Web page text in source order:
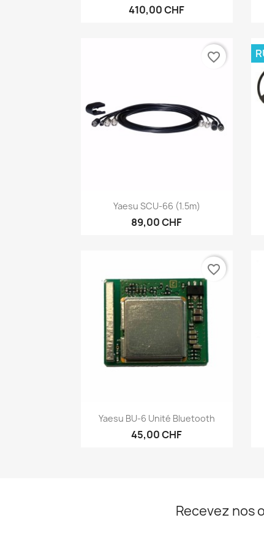
410,00 CHF
Aperçu rapide
Yaesu SCU-66 (1.5m)
89,00 CHF
favorite_border
Aperçu rapide
Yaesu BU-6 Unité Bluetooth
45,00 CHF
favorite_border
Recevez nos